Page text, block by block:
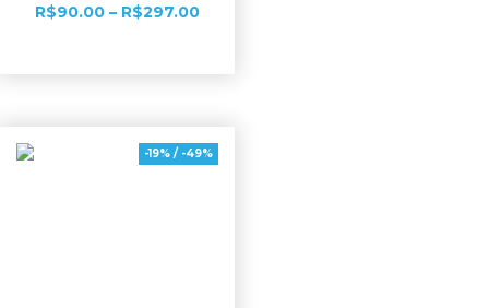
R$90.00 – R$297.00
-19% / -49%